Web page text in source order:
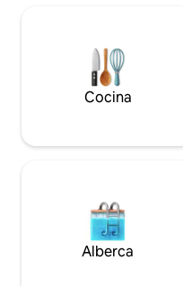
grupos en los que el
tenga al menos 24 años,
Cocina
Alberca